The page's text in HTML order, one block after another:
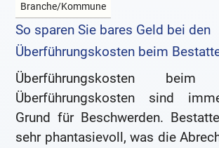
Branche/Kommune
So sparen Sie bares Geld bei den
Überführungskosten beim
Überführungskosten beim
Überführungskosten sind
Grund für Beschwerden.
sehr phantasievoll, was die